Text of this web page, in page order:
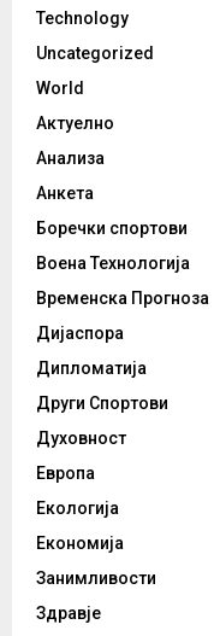
Technology
Uncategorized
World
Актуелно
Анализа
Анкета
Боречки спортови
Воена Технологија
Временска Прогноза
Дијаспора
Дипломатија
Други Спортови
Духовност
Европа
Екологија
Економија
Занимливости
Здравје